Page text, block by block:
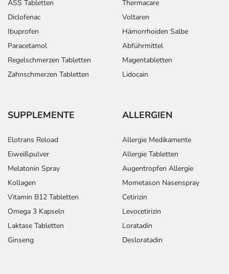
angegebenen Verfallsdatum. Das Verfallsdatum bezieht
sich auf den letzten Tag des angegebenen Monats.
Inhaltsstoffe
Wirkstoff
Kamillenblüten 2,6 g
Schafgarbenkraut 2,6 g
Walnussblätter 2,6 g
Enthält 19% Alkohol
Adresse des Anbieters/Herstellers
Bionorica SE
ASS Tabletten
Diclofenac
Ibuprofen
Paracetamol
Regelschmerzen Tabletten
Zahnschmerzen Tabletten
Thermacare
Voltaren
Hämorrhoiden Salbe
Abführmittel
Magentabletten
Lidocain
SUPPLEMENTE
Elotrans Reload
Eiweißpulver
Melatonin Spray
Kollagen
Vitamin B12 Tabletten
Omega 3 Kapseln
Laktase Tabletten
Ginseng
ALLERGIEN
Allergie Medikamente
Allergie Tabletten
Augentropfen Allergie
Mometason Nasenspray
Cetirizin
Levocetirizin
Loratadin
Desloratadin